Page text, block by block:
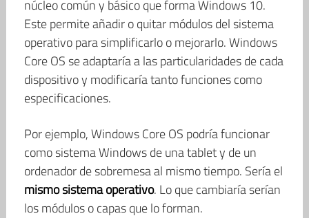
núcleo común y básico que forma Windows 10.
Este permite añadir o quitar módulos del sistema
operativo para simplificarlo o mejorarlo. Windows
Core OS se adaptaría a las particularidades de cada
dispositivo y modificaría tanto funciones como
especificaciones.
Por ejemplo, Windows Core OS podría funcionar
como sistema Windows de una tablet y de un
ordenador de sobremesa al mismo tiempo. Sería el
mismo sistema operativo. Lo que cambiaría serían
los módulos o capas que lo forman.